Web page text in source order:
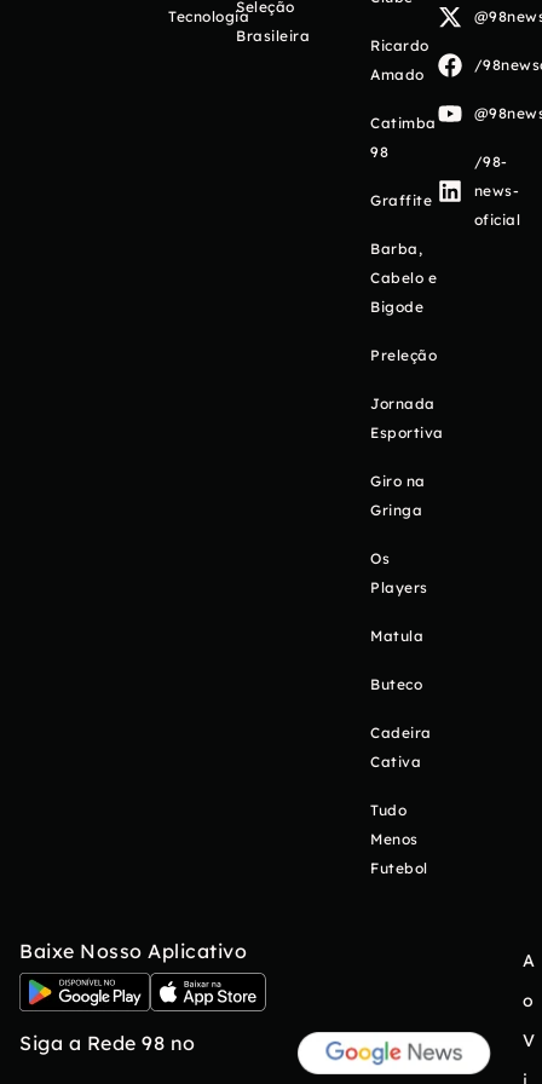
Tecnologia
Seleção
Brasileira
Ricardo
Amado
Catimba
98
Graffite
Barba,
Cabelo e
Bigode
Preleção
Jornada
Esportiva
Giro na
Gringa
Os
Players
Matula
Buteco
Cadeira
Cativa
Tudo
Menos
Futebol
/
/98-
news-
oficial
Baixe Nosso Aplicativo
Siga a Rede 98 no
A
o
V